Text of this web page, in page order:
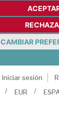
CAMBIAR
Iniciar sesión
EUR